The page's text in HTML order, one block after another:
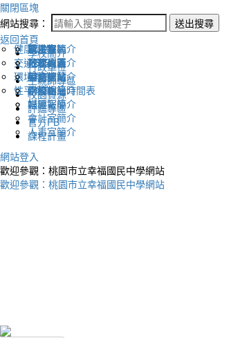
關閉區塊
網站搜尋：
送出搜尋
返回首頁
學校簡介
認識幸福
地理位置
英文網站
幸福相簿
媒體報導
行政單位
校長室簡介
教務處簡介
學務處簡介
總務處簡介
輔導室簡介
會計室簡介
人事室簡介
生親師專區
新生專區
升學專區
圖書館藏
學校作息時間表
校園資源
電子報
下載列表
評鑑專區
健康促進
交通安全
環境教育
性平教育
官方FB
課程計畫
網站登入
歡迎參觀：桃園市立幸福國民中學網站
歡迎參觀：桃園市立幸福國民中學網站